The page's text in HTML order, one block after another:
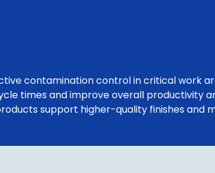
contamination control in critical work
times and improve overall productivity
support higher-quality finishes and